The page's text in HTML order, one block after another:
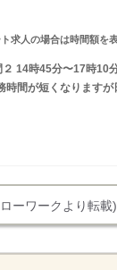
求人の場合は時間額を表
14時45分〜17時10
間が短くなります
ーワークより転載)